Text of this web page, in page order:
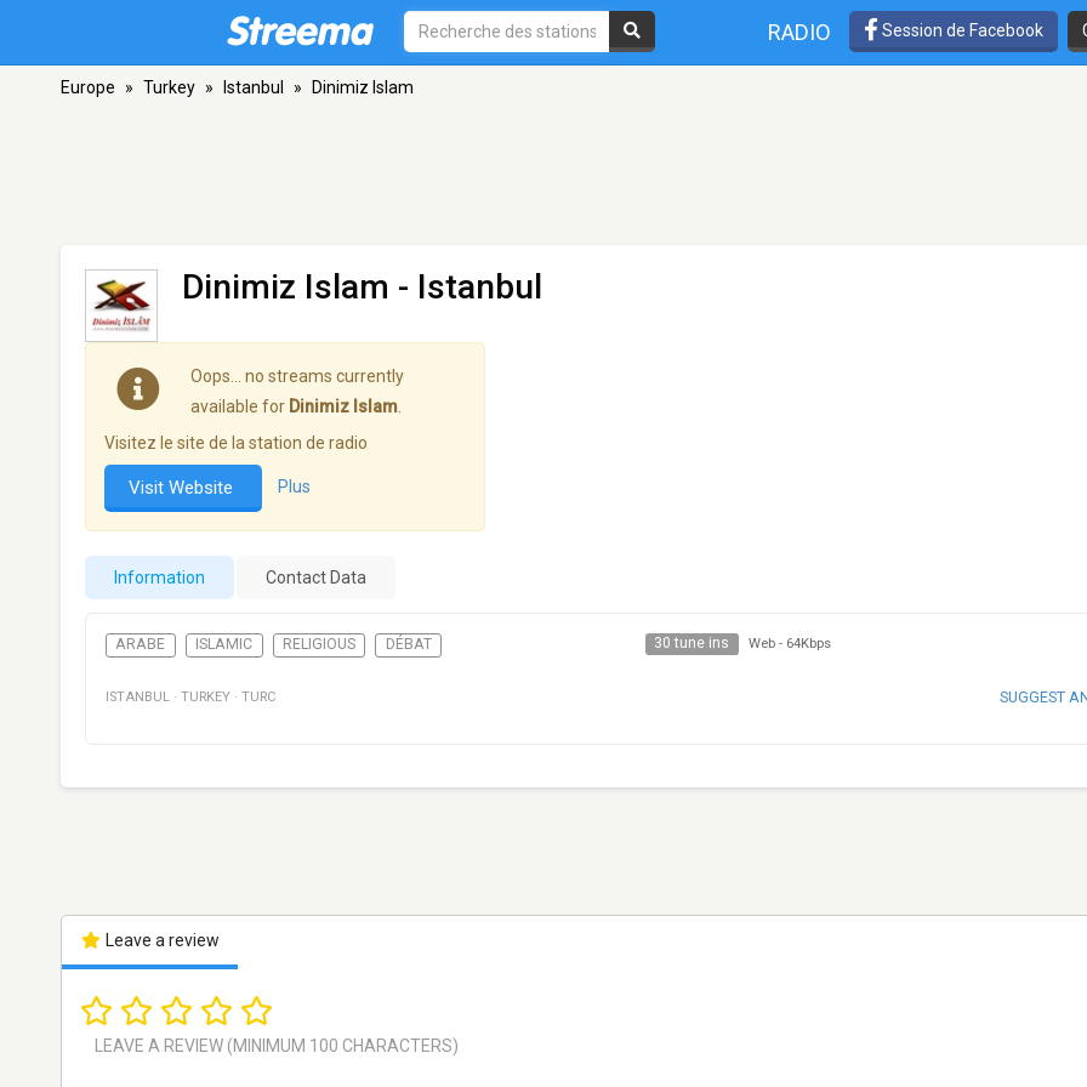
RADIO Session de Facebook
Europe » Turkey » Istanbul » Dinimiz Islam
Dinimiz Islam - Istanbul
Oops… no streams currently
available for Dinimiz Islam
Visitez le site de la station de radio
Visit Website Plus
Information Contact Data
ARABE ISLAMIC RELIGIOUS DÉBAT 30 tune ins Web - 64Kbps
ISTANBUL · TURKEY · TURC SUGGEST
Leave a review